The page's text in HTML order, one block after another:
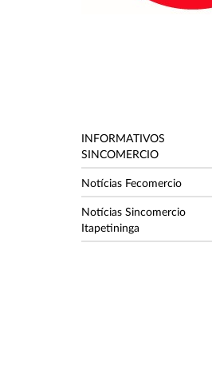
INFORMATIVOS
SINCOMERCIO
Notícias Fecomercio
Notícias Sincomercio
Itapetininga